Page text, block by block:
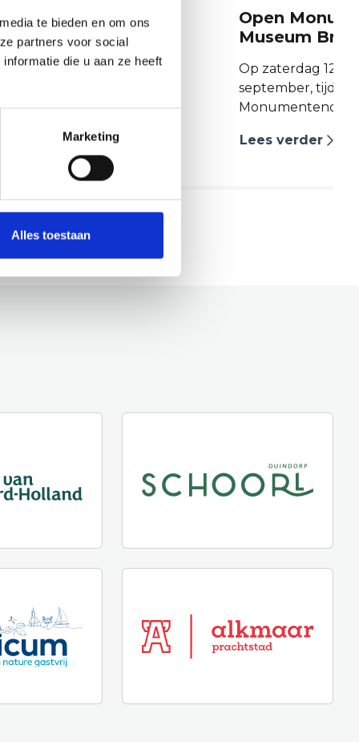
te bieden en om ons
partners voor social
die u aan ze heeft
Marketing
Alles toestaan
Langedijk
start op 5 september
bij Museum
Open
Museum
Op zaterdag 12
september,
Monumentendag,
bij Museum
Lees verder